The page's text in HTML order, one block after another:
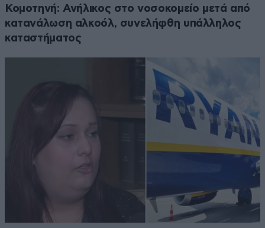
Κομοτηνή: Ανήλικος στο νοσοκομείο μετά από
κατανάλωση αλκοόλ, συνελήφθη υπάλληλος
καταστήματος